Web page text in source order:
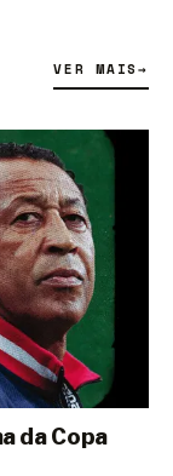
VER MAIS→
da Copa